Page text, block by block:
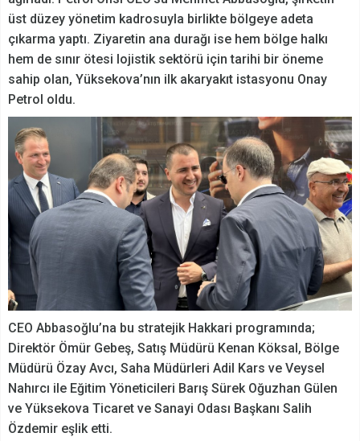
üst düzey yönetim kadrosuyla birlikte bölgeye adeta
çıkarma yaptı. Ziyaretin ana durağı ise hem bölge halkı
hem de sınır ötesi lojistik sektörü için tarihi bir öneme
sahip olan, Yüksekova’nın ilk akaryakıt istasyonu Onay
Petrol oldu.
CEO Abbasoğlu’na bu stratejik Hakkari programında;
Direktör Ömür Gebeş, Satış Müdürü Kenan Köksal, Bölge
Müdürü Özay Avcı, Saha Müdürleri Adil Kars ve Veysel
Nahırcı ile Eğitim Yöneticileri Barış Sürek Oğuzhan Gülen
ve Yüksekova Ticaret ve Sanayi Odası Başkanı Salih
Özdemir eşlik etti.